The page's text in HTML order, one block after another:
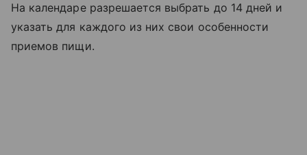
На календаре разрешается выбрать до 14 дней и
указать для каждого из них свои особенности
приемов пищи.